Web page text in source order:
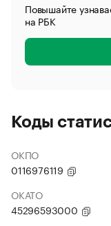
Повышайте
на РБК
Коды
ОКПО
0116976119
ОКАТО
45296593000